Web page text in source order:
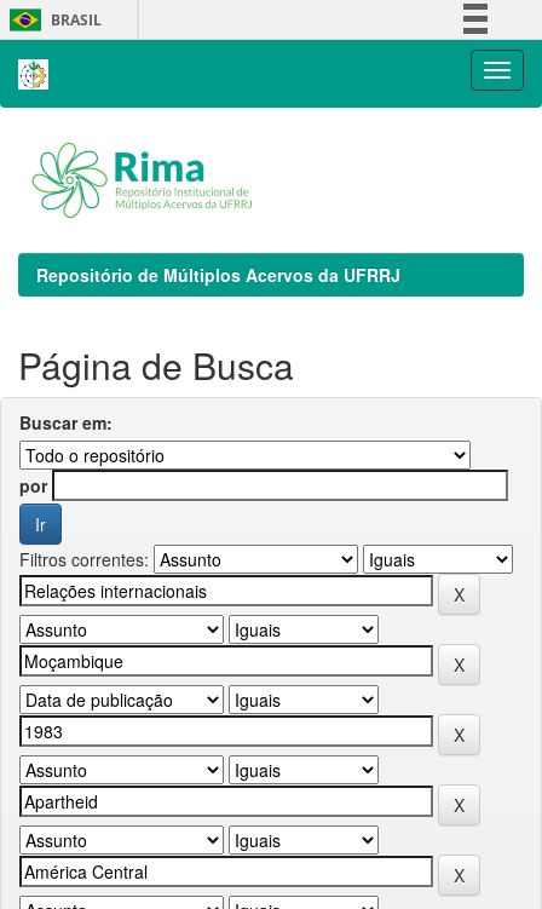
Skip
navigation
BRASIL
Repositório de Múltiplos Acervos da UFRRJ
Página de Busca
Buscar em:
por
Filtros correntes: